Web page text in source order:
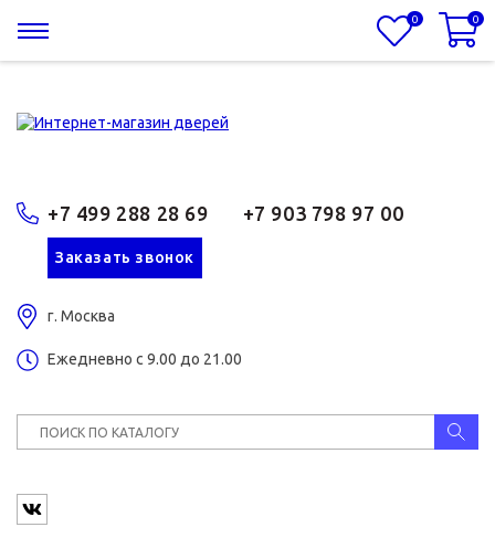
+7 499 288 28 69 +7 903 798 97 00
Заказать звонок
г. Москва
Ежедневно с 9.00 до 21.00
0 0